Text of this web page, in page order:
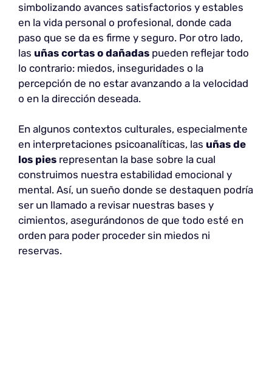
simbolizando avances satisfactorios y estables
en la vida personal o profesional, donde cada
paso que se da es firme y seguro. Por otro lado,
las uñas cortas o dañadas pueden reflejar todo
lo contrario: miedos, inseguridades o la
percepción de no estar avanzando a la velocidad
o en la dirección deseada.
En algunos contextos culturales, especialmente
en interpretaciones psicoanalíticas, las uñas de
los pies representan la base sobre la cual
construimos nuestra estabilidad emocional y
mental. Así, un sueño donde se destaquen podría
ser un llamado a revisar nuestras bases y
cimientos, asegurándonos de que todo esté en
orden para poder proceder sin miedos ni
reservas.